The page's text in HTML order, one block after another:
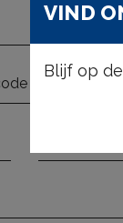
VIND
Blijf op